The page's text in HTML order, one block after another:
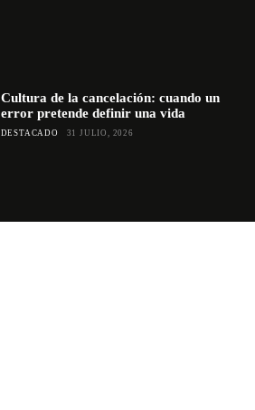
Cultura de la cancelación: cuando un
error pretende definir una vida
DESTACADO 31 JULIO, 2026